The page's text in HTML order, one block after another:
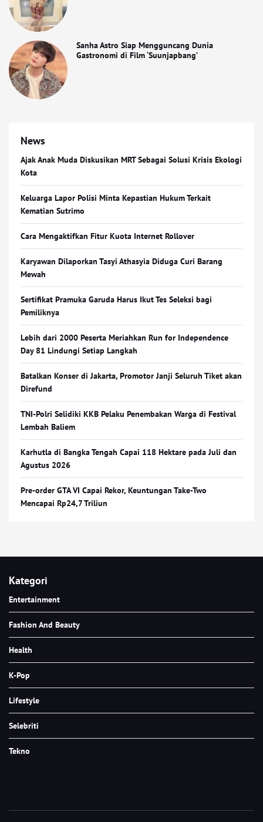
Sanha Astro Siap Mengguncang Dunia
Gastronomi di Film ‘Suunjapbang’
News
Ajak Anak Muda Diskusikan MRT Sebagai Solusi Krisis Ekologi
Kota
Keluarga Lapor Polisi Minta Kepastian Hukum Terkait
Kematian Sutrimo
Cara Mengaktifkan Fitur Kuota Internet Rollover
Karyawan Dilaporkan Tasyi Athasyia Diduga Curi Barang
Mewah
Sertifikat Pramuka Garuda Harus Ikut Tes Seleksi bagi
Pemiliknya
Lebih dari 2000 Peserta Meriahkan Run for Independence
Day 81 Lindungi Setiap Langkah
Batalkan Konser di Jakarta, Promotor Janji Seluruh Tiket akan
Direfund
TNI-Polri Selidiki KKB Pelaku Penembakan Warga di Festival
Lembah Baliem
Karhutla di Bangka Tengah Capai 118 Hektare pada Juli dan
Agustus 2026
Pre-order GTA VI Capai Rekor, Keuntungan Take-Two
Mencapai Rp24,7 Triliun
Kategori
Entertainment
Fashion And Beauty
Health
K-Pop
Lifestyle
Selebriti
Tekno